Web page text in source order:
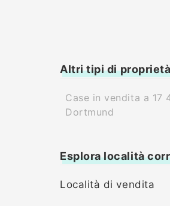
Altri tipi di
Case in vendita a 17
Dortmund
Esplora località
Località di vendita